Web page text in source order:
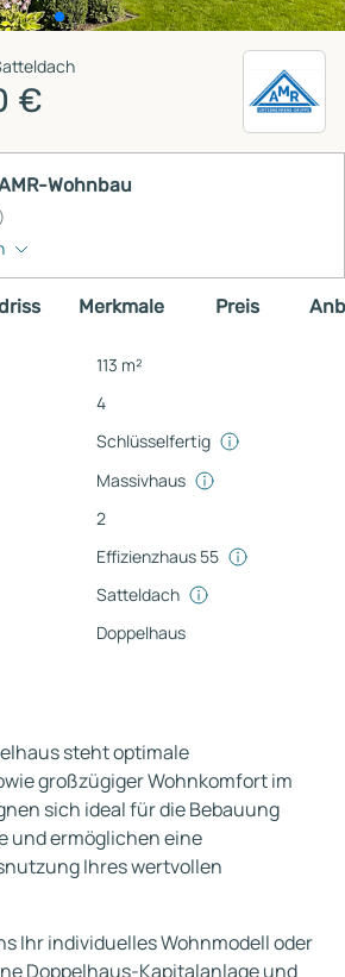
€
Wohnbau
Merkmale Preis
113 m²
4
Schlüsselfertig
Massivhaus
2
Effizienzhaus 55
Satteldach
Doppelhaus
steht optimale
großzügiger Wohnkomfort im
sich ideal für die Bebauung
und ermöglichen eine
Ihres wertvollen
Ihr individuelles Wohnmodell oder
Doppelhaus-Kapitalanlage und